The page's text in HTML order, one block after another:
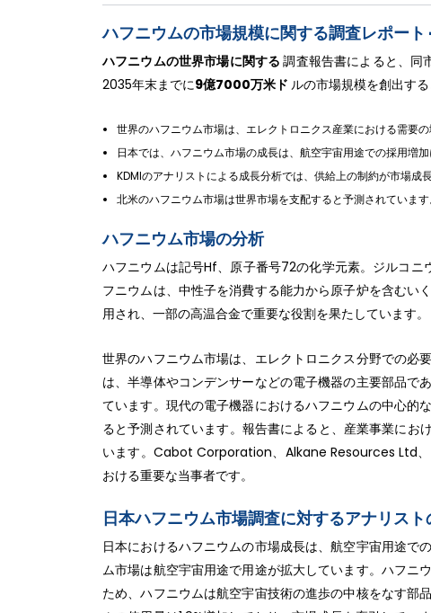
ハフニウムの市場規模に関する調査レポー
ハフニウムの世界市場に関する調査報告書によると、同
2035年末までに9億7000万米ド ルの市場規模を創出す
世界のハフニウム市場は、エレクトロニクス産業における需要
日本では、ハフニウム市場の成長は、航空宇宙用途での採用増加
KDMIのアナリストによる成長分析では、供給上の制約が市場成
北米のハフニウム市場は世界市場を支配すると予測されています
ハフニウム市場の分析
ハフニウムは記号Hf、原子番号72の化学元素。ジルコ
フニウムは、中性子を消費する能力から原子炉を含むい
用され、一部の高温合金で重要な役割を果たしています。
世界のハフニウム市場は、エレクトロニクス分野での必
は、半導体やコンデンサーなどの電子機器の主要部品で
ています。現代の電子機器におけるハフニウムの中心的
ると予測されています。報告書によると、産業事業にお
います。Cabot Corporation、Alkane Resources Ltd
おける重要な当事者です。
日本ハフニウム市場調査に対するアナリスト
日本におけるハフニウムの市場成長は、航空宇宙用途で
ム市場は航空宇宙用途で用途が拡大しています。ハフニ
ため、ハフニウムは航空宇宙技術の進歩の中核をなす部